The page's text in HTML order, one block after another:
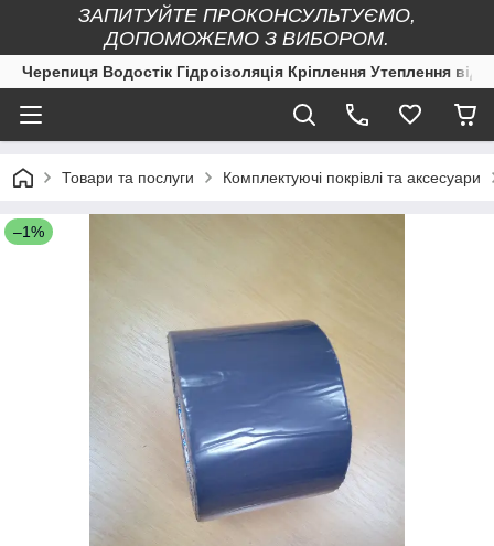
ЗАПИТУЙТЕ ПРОКОНСУЛЬТУЄМО,
ДОПОМОЖЕМО З ВИБОРОМ.
Черепиця Водостік Гідроізоляція Кріплення Утеплення
Товари та послуги Комплектуючі покрівлі та аксесуари
–1%